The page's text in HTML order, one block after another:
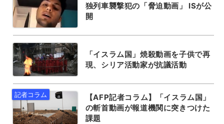
独列車襲撃犯の「脅迫動画」 ISが公
開
「イスラム国」焼殺動画を子供で再
現、シリア活動家が抗議活動
【AFP記者コラム】「イスラム国」
の斬首動画が報道機関に突きつけた
課題